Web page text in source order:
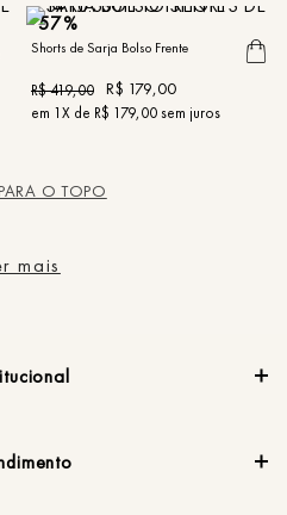
57%
Shorts de Sarja Bolso Frente
R$419,00 R$ 179,00
em 1X de R$ 179,00sem juros
O TOPO
mais